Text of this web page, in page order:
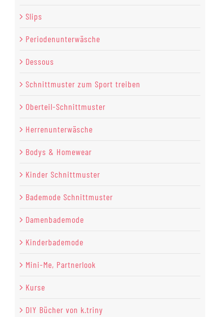
Slips
Periodenunterwäsche
Dessous
Schnittmuster zum Sport treiben
Oberteil-Schnittmuster
Herrenunterwäsche
Bodys & Homewear
Kinder Schnittmuster
Bademode Schnittmuster
Damenbademode
Kinderbademode
Mini-Me, Partnerlook
Kurse
DIY Bücher von k.triny